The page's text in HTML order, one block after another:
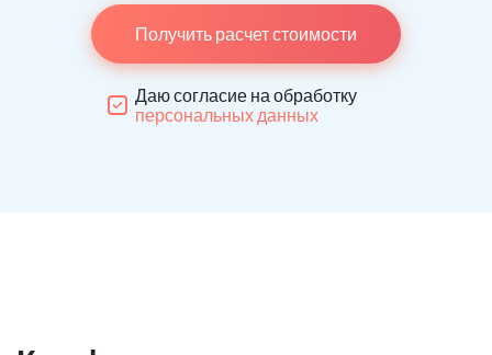
Получить расчет стоимости
Даю согласие на обработку
персональных данных